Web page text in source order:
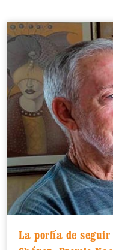
La porfía de seguir